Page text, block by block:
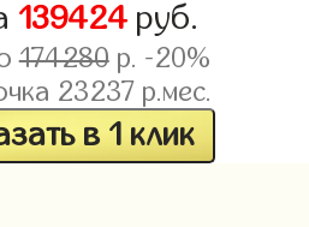
139424руб.
174280р. -20%
23237 р.мес.
в 1 клик